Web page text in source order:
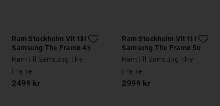
Ram Stockholm Vit till
Samsung The Frame 43
tum
Ram till Samsung The
Frame
2499 kr
Ram Stockholm Vit till
Samsung The Frame 50
tum
Ram till Samsung The
Frame
2999 kr